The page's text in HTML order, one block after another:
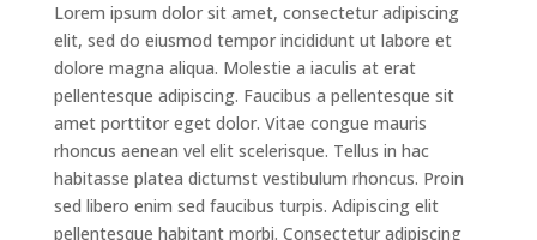
Lorem ipsum dolor sit amet, consectetur adipiscing
elit, sed do eiusmod tempor incididunt ut labore et
dolore magna aliqua. Molestie a iaculis at erat
pellentesque adipiscing. Faucibus a pellentesque sit
amet porttitor eget dolor. Vitae congue mauris
rhoncus aenean vel elit scelerisque. Tellus in hac
habitasse platea dictumst vestibulum rhoncus. Proin
sed libero enim sed faucibus turpis. Adipiscing elit
pellentesque habitant morbi. Consectetur adipiscing